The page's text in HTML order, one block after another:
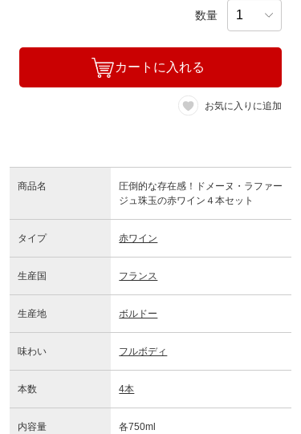
数量
カートに入れる
お気に入りに追加
商品名
圧倒的な存在感！ドメーヌ・ラファー
ジュ珠玉の赤ワイン４本セット
タイプ 赤ワイン
生産国 フランス
生産地 ボルドー
味わい フルボディ
本数 4本
内容量 各750ml